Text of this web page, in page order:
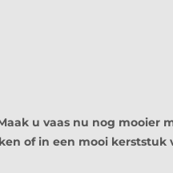
u vaas nu nog
of in een mooi kerststuk